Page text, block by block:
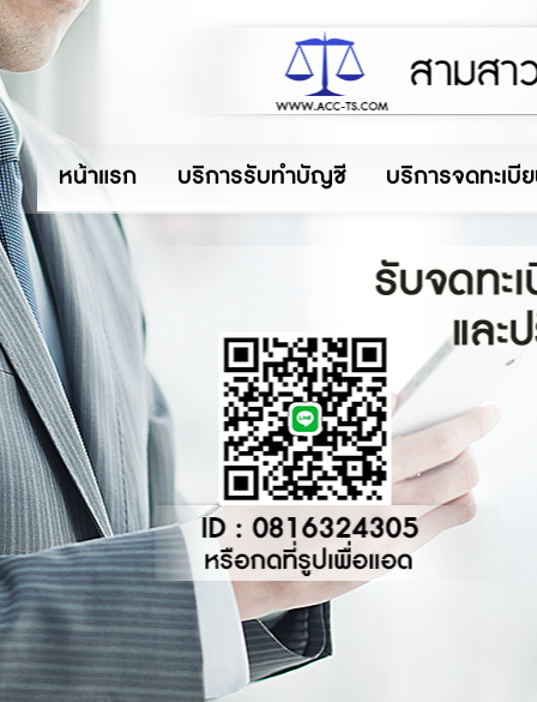
หน้าแรก บริการรับทำบัญชี บริการจดทะเบี